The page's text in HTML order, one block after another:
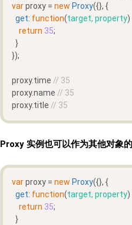
var proxy = new Proxy({}, {
get: function(target, property)
return 35;
  }
});
proxy.time // 35
proxy.name // 35
proxy.title // 35
Proxy 实例也可以作为其他对象
var proxy = new Proxy({}, {
get: function(target, property)
return 35;
  }